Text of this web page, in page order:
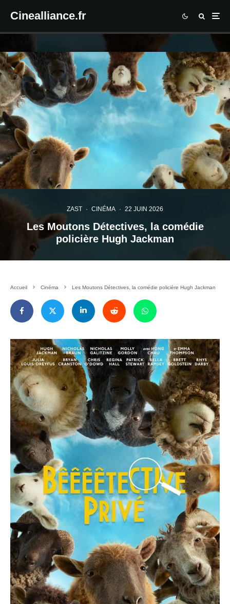
Cinealliance.fr
ZAST · CINÉMA · 22 JUIN 2026
Les Moutons Détectives, la comédie
policière Hugh Jackman
Accueil Cinéma Les Moutons Détectives, la comédie policière Hugh Jackman